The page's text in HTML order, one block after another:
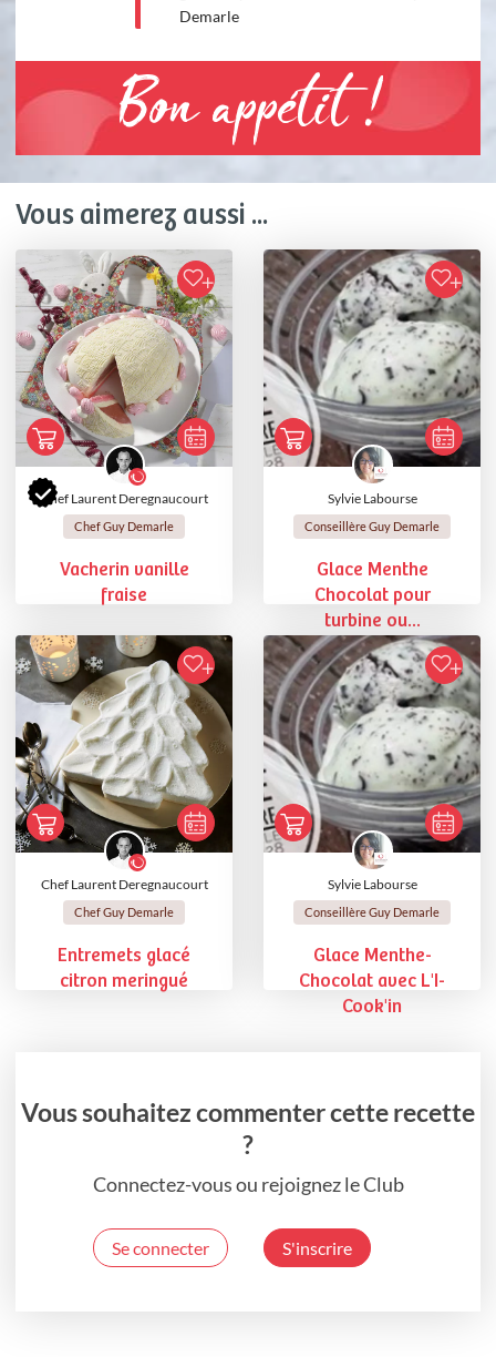
Demarle
Bon appétit !
Vous aimerez aussi ...
Chef Laurent Deregnaucourt
Chef Guy Demarle
Vacherin vanille
fraise
Sylvie Labourse
Conseillère Guy Demarle
Glace Menthe
Chocolat pour
turbine ou...
Chef Laurent Deregnaucourt
Chef Guy Demarle
Entremets glacé
citron meringué
Sylvie Labourse
Conseillère Guy Demarle
Glace Menthe-
Chocolat avec L'I-
Cook'in
Vous souhaitez commenter cette recette
?
Connectez-vous ou rejoignez le Club
Se connecter S'inscrire